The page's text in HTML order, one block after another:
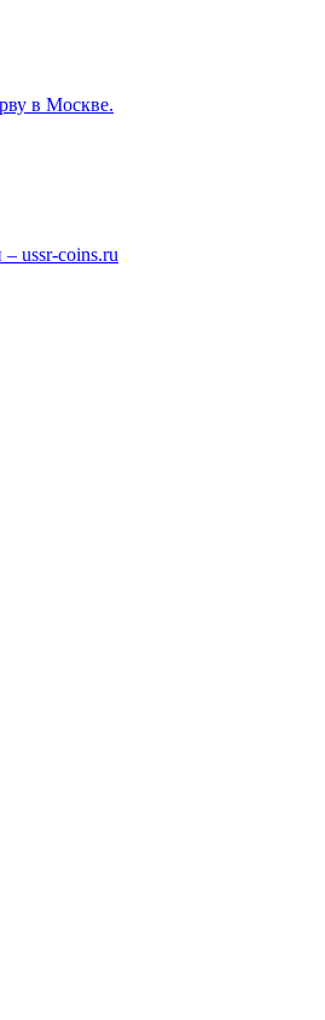
в Москве.
ussr-coins.ru